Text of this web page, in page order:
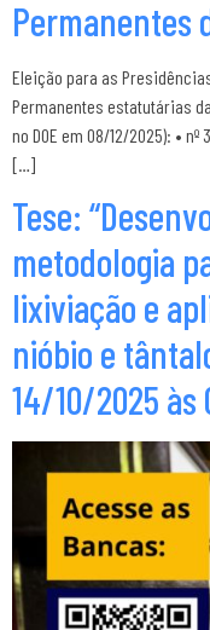
Permanentes
Eleição para as
Permanentes estatutárias
no DOE em 08/12/2025): •
[…]
Tese:
metodologia
lixiviação e
nióbio e
14/10/2025 às